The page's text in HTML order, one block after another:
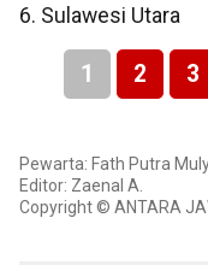
6. Sulawesi Utara
1 2 3
Pewarta: Fath Putra
Editor: Zaenal A.
Copyright © ANTARA